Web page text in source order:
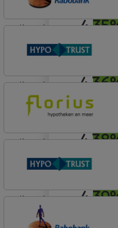
lineair
Basisvoorwaarden
lineair
Conneqt vh
Elan Plus
lineair
Profijt twaalf
lineair
Conneqt vh
Elan Plus